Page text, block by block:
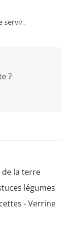
servir.
?
de la terre
légumes
- Verrine